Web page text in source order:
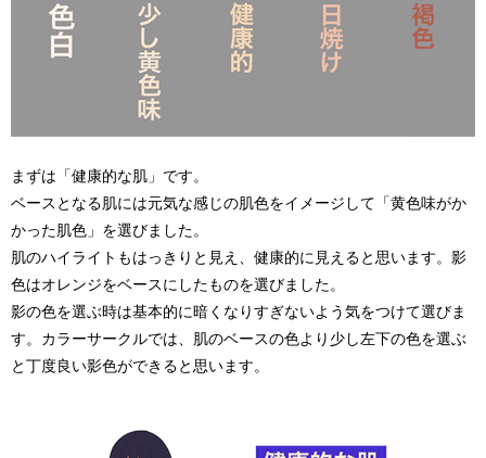
まずは「健康的な肌」です。
ベースとなる肌には元気な感じの肌色をイメージして「黄色味がか
かった肌色」を選びました。
肌のハイライトもはっきりと見え、健康的に見えると思います。影
色はオレンジをベースにしたものを選びました。
影の色を選ぶ時は基本的に暗くなりすぎないよう気をつけて選びま
す。カラーサークルでは、肌のベースの色より少し左下の色を選ぶ
と丁度良い影色ができると思います。